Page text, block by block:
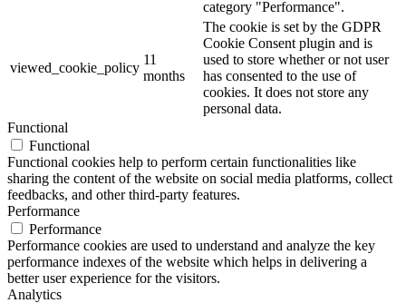
category "Performance".
viewed_cookie_policy
11
months
The cookie is set by the GDPR
Cookie Consent plugin and is
used to store whether or not user
has consented to the use of
cookies. It does not store any
personal data.
Functional
Functional
Functional cookies help to perform certain functionalities like
sharing the content of the website on social media platforms, collect
feedbacks, and other third-party features.
Performance
Performance
Performance cookies are used to understand and analyze the key
performance indexes of the website which helps in delivering a
better user experience for the visitors.
Analytics